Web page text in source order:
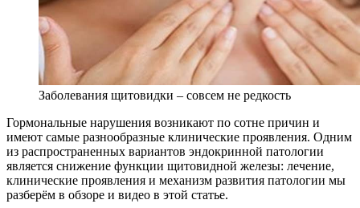
Заболевания щитовидки – совсем не редкость
Гормональные нарушения возникают по сотне причин и
имеют самые разнообразные клинические проявления. Одним
из распространенных вариантов эндокринной патологии
является снижение функции щитовидной железы: лечение,
клинические проявления и механизм развития патологии мы
разберём в обзоре и видео в этой статье.